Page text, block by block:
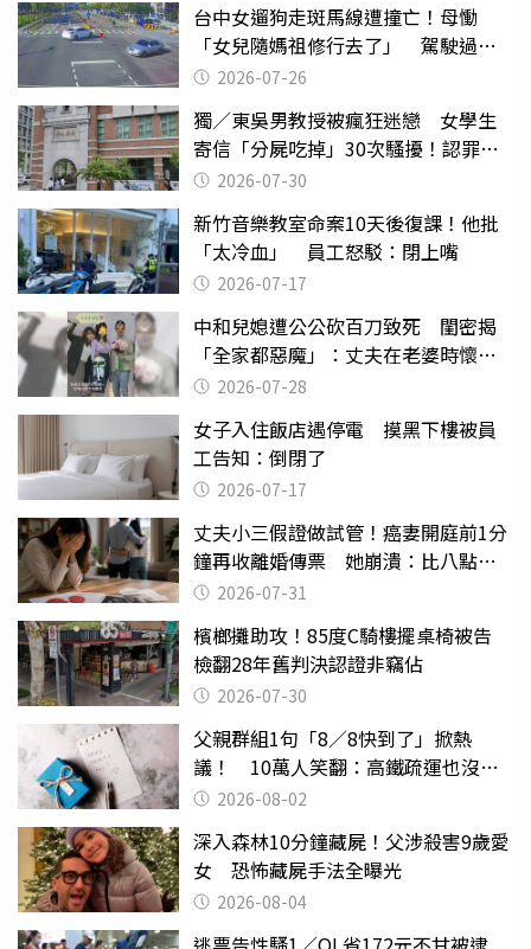
台中女遛狗走斑馬線遭撞亡！母慟
「女兒隨媽祖修行去了」 駕駛過失
致死判9月
2026-07-26
獨／東吳男教授被瘋狂迷戀 女學生
寄信「分屍吃掉」30次騷擾！認罪免
關 2026-07-30
新竹音樂教室命案10天後復課！他批
「太冷血」 員工怒駁：閉上嘴
2026-07-17
中和兒媳遭公公砍百刀致死 閨密揭
「全家都惡魔」：丈夫在老婆時懷孕
摔東西
2026-07-28
女子入住飯店遇停電 摸黑下樓被員
工告知：倒閉了
2026-07-17
丈夫小三假證做試管！癌妻開庭前1分
鐘再收離婚傳票 她崩潰：比八點檔
還扯2026-07-31
檳榔攤助攻！85度C騎樓擺桌椅被告
檢翻28年舊判決認證非竊佔
2026-07-30
父親群組1句「8／8快到了」掀熱
議！ 10萬人笑翻：高鐵疏運也沒列
父親節
2026-08-02
深入森林10分鐘藏屍！父涉殺害9歲愛
女 恐怖藏屍手法全曝光
2026-08-04